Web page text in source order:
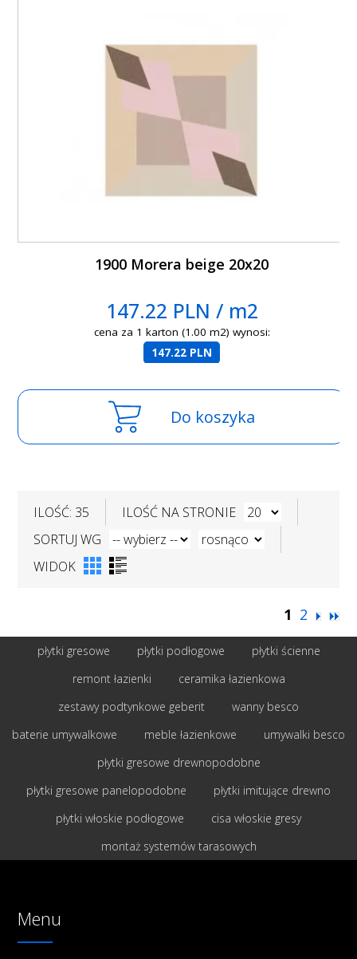
1900 Morera beige 20x20
147.22 PLN / m2
cena za 1 karton (1.00 m2) wynosi:
147.22 PLN
Do koszyka
ILOŚĆ: 35
ILOŚĆ NA STRONIE
SORTUJ WG
WIDOK
1 2
płytki gresowe płytki podłogowe
płytki ścienne
remont łazienki
ceramika łazienkowa
zestawy podtynkowe geberit
wanny besco
baterie umywalkowe
meble łazienkowe
umywalki besco
płytki gresowe drewnopodobne
płytki gresowe panelopodobne
płytki imitujące drewno
płytki włoskie podłogowe
cisa włoskie gresy
montaż systemów tarasowych
Menu